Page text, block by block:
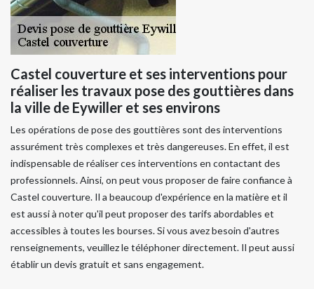
Castel couverture et ses interventions pour
réaliser les travaux pose des gouttières dans
la ville de Eywiller et ses environs
Les opérations de pose des gouttières sont des interventions
assurément très complexes et très dangereuses. En effet, il est
indispensable de réaliser ces interventions en contactant des
professionnels. Ainsi, on peut vous proposer de faire confiance à
Castel couverture. Il a beaucoup d'expérience en la matière et il
est aussi à noter qu'il peut proposer des tarifs abordables et
accessibles à toutes les bourses. Si vous avez besoin d'autres
renseignements, veuillez le téléphoner directement. Il peut aussi
établir un devis gratuit et sans engagement.